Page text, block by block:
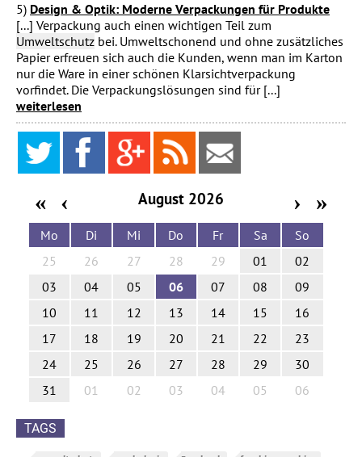
5) Design & Optik: Moderne Verpackungen für Produkte
[...] Verpackung auch einen wichtigen Teil zum
Umweltschutz bei. Umweltschonend und ohne zusätzliches
Papier erfreuen sich auch die Kunden, wenn man im Karton
nur die Ware in einer schönen Klarsichtverpackung
vorfindet. Die Verpackungslösungen sind für [...]
weiterlesen
72 51 17 Feed Mail
« ‹ August 2026 »
›
Mo Di Mi Do Fr Sa
So
25
26 27 28 29 01
02
03
04 05 06 07 08
09
10
11 12 13 14 15
16
17
18 19 20 21 22
23
24
25 26 27 28 29
30
31
01 02 03 04 05 06
TAGS